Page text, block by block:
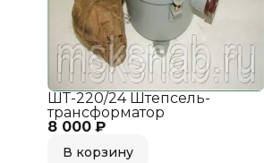
8 000 ₽
ШТ-220/24 Штепсель-
трансформатор
В корзину